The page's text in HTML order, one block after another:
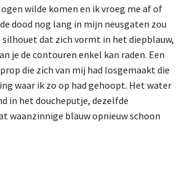
wilde komen en ik vroeg me af of
dood nog lang in mijn neusgaten zou
silhouet dat zich vormt in het diepblauw,
je de contouren enkel kan raden. Een
die zich van mij had losgemaakt die
waar ik zo op had gehoopt. Het water
in het doucheputje, dezelfde
waanzinnige blauw opnieuw schoon